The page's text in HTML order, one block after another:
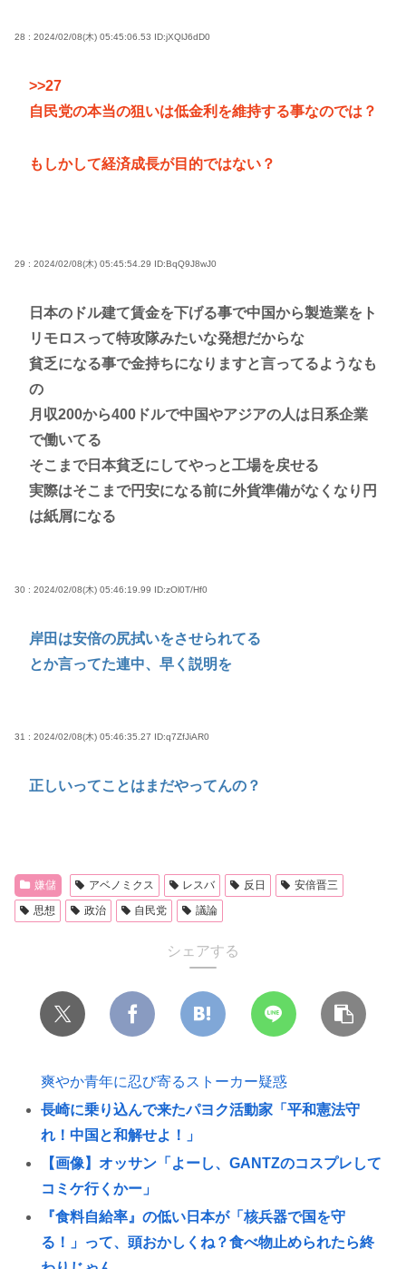
28 : 2024/02/08(木) 05:45:06.53 ID:jXQlJ6dD0
>>27
自民党の本当の狙いは低金利を維持する事なのでは？
もしかして経済成長が目的ではない？
29 : 2024/02/08(木) 05:45:54.29 ID:BqQ9J8wJ0
日本のドル建て賃金を下げる事で中国から製造業をト
リモロスって特攻隊みたいな発想だからな
貧乏になる事で金持ちになりますと言ってるようなも
の
月収200から400ドルで中国やアジアの人は日系企業
で働いてる
そこまで日本貧乏にしてやっと工場を戻せる
実際はそこまで円安になる前に外貨準備がなくなり円
は紙屑になる
30 : 2024/02/08(木) 05:46:19.99 ID:zOl0T/Hf0
岸田は安倍の尻拭いをさせられてる
とか言ってた連中、早く説明を
31 : 2024/02/08(木) 05:46:35.27 ID:q7ZfJiAR0
正しいってことはまだやってんの？
嫌儲 アベノミクス レスバ 反日
安倍晋三
思想
政治 自民党 議論
シェアする
爽やか青年に忍び寄るストーカー疑惑
長崎に乗り込んで来たパヨク活動家「平和憲法守
れ！中国と和解せよ！」
【画像】オッサン「よーし、GANTZのコスプレして
コミケ行くかー」
『食料自給率』の低い日本が「核兵器で国を守
る！」って、頭おかしくね？食べ物止められたら終